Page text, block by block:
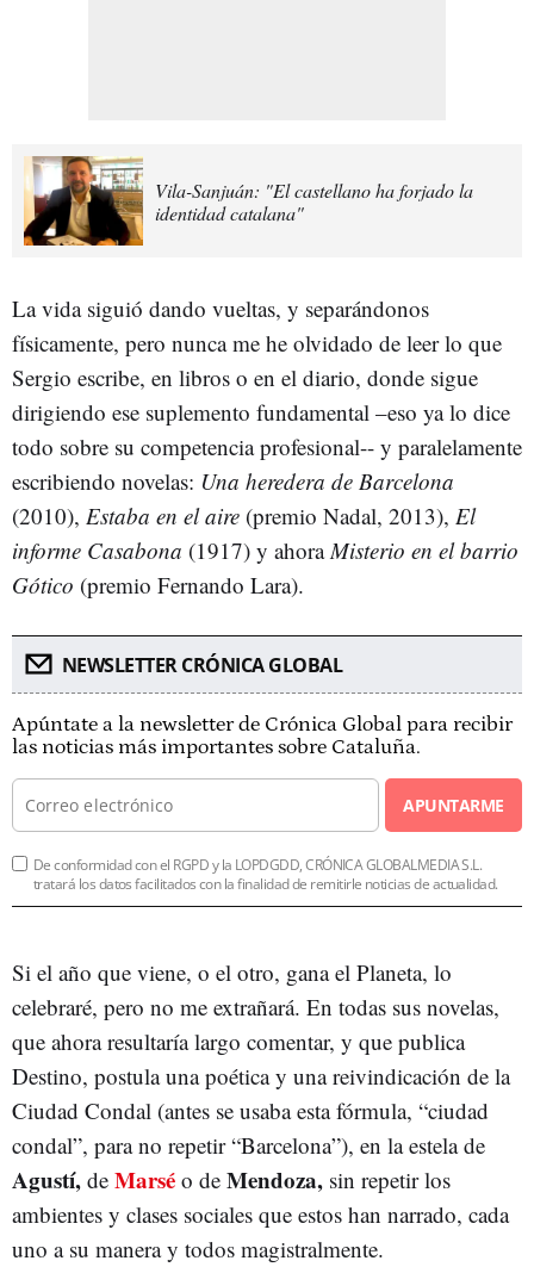
Vila-Sanjuán: "El castellano ha forjado la
identidad catalana"
La vida siguió dando vueltas, y separándonos
físicamente, pero nunca me he olvidado de leer lo que
Sergio escribe, en libros o en el diario, donde sigue
dirigiendo ese suplemento fundamental –eso ya lo dice
todo sobre su competencia profesional-- y paralelamente
escribiendo novelas: Una heredera de Barcelona
(2010), Estaba en el aire (premio Nadal, 2013), El
informe Casabona (1917) y ahoraMisterio en el barrio
Gótico (premio Fernando Lara).
NEWSLETTER CRÓNICA GLOBAL
Apúntate a la newsletter de Crónica Global para recibir
las noticias más importantes sobre Cataluña.
APUNTARME
De conformidad con el RGPD y la LOPDGDD, CRÓNICA GLOBALMEDIA S.L.
tratará los datos facilitados con la finalidad de remitirle noticias de actualidad.
Si el año que viene, o el otro, gana el Planeta, lo
celebraré, pero no me extrañará. En todas sus novelas,
que ahora resultaría largo comentar, y que publica
Destino, postula una poética y una reivindicación de la
Ciudad Condal (antes se usaba esta fórmula, “ciudad
condal”, para no repetir “Barcelona”), en la estela de
Agustí, de Marsé o de Mendoza, sin repetir los
ambientes y clases sociales que estos han narrado, cada
uno a su manera y todos magistralmente.